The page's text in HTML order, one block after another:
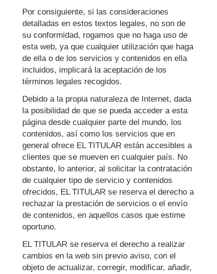
Por consiguiente, si las consideraciones
detalladas en estos textos legales, no son de
su conformidad, rogamos que no haga uso de
esta web, ya que cualquier utilización que haga
de ella o de los servicios y contenidos en ella
incluidos, implicará la aceptación de los
términos legales recogidos.
Debido a la propia naturaleza de Internet, dada
la posibilidad de que se pueda acceder a esta
página desde cualquier parte del mundo, los
contenidos, así como los servicios que en
general ofrece EL TITULAR están accesibles a
clientes que se mueven en cualquier país. No
obstante, lo anterior, al solicitar la contratación
de cualquier tipo de servicio y contenidos
ofrecidos, EL TITULAR se reserva el derecho a
rechazar la prestación de servicios o el envío
de contenidos, en aquellos casos que estime
oportuno.
EL TITULAR se reserva el derecho a realizar
cambios en la web sin previo aviso, con el
objeto de actualizar, corregir, modificar, añadir,